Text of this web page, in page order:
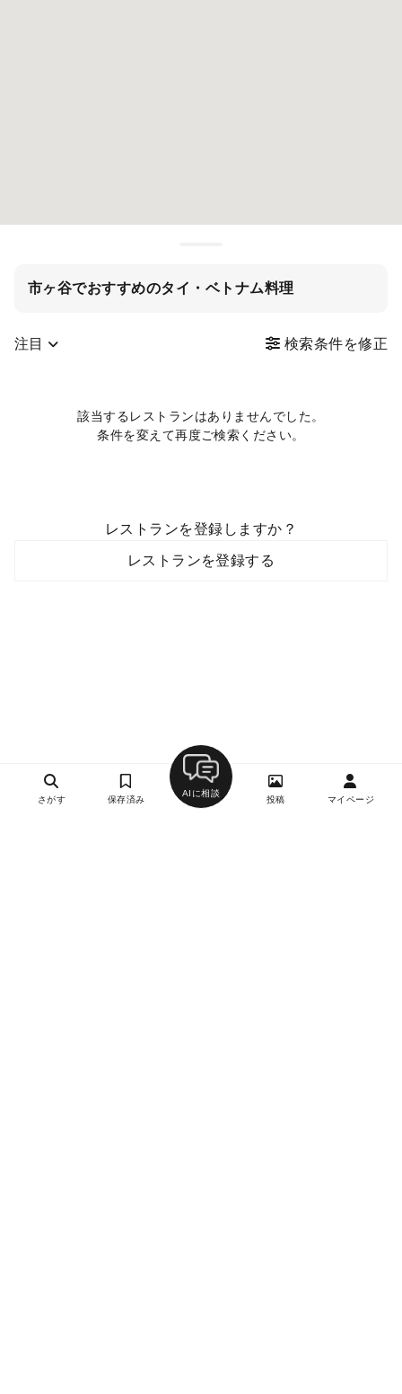
市ヶ谷でおすすめのタイ・ベトナム料理
注目 検索条件を修正
該当するレストランはありませんでした。
条件を変えて再度ご検索ください。
レストランを登録しますか？
レストランを登録する
さがす 保存済み
AIに相談
投稿 マイページ